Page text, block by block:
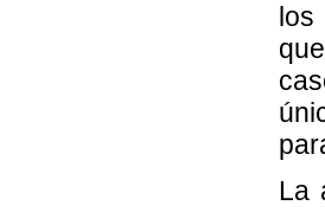
los
La